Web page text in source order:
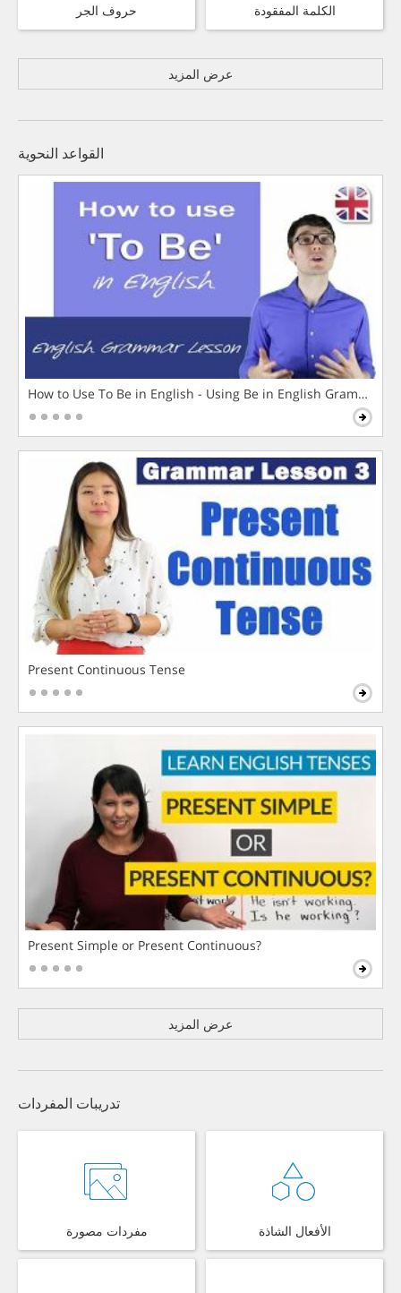
حروف الجر الكلمة المفقودة
عرض المزيد
القواعد النحوية
How to Use To Be in English - Using Be in English Grammar
Present Continuous Tense
Present Simple or Present Continuous?
عرض المزيد
تدريبات المفردات
مفردات مصورة الأفعال الشاذة